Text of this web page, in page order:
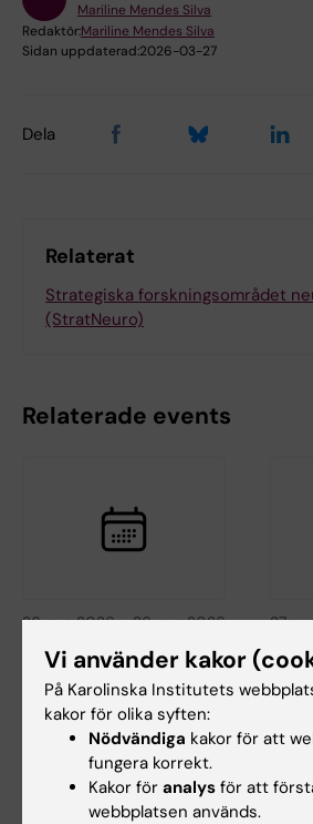
Mariline Mendes Silva
Redaktör:Mariline Mendes Silva
Sidan uppdaterad:2026-03-27
Dela
Relaterat
Strategiska forskningsområdet
(StratNeuro)
Relaterade events
26 aug 2026-26 aug 2026
StratNeuro-
seminarium:
"Sympathetic
circuits in Obesity"
Välkommen till nästa
StratNeuro-seminarium med
professor Ana Domingos från…
27
med
Vi använder kakor
På Karolinska Institutets
kakor för olika syften:
Nödvändiga kakor för att
fungera korrekt.
Kakor för analys för att
webbplatsen används.